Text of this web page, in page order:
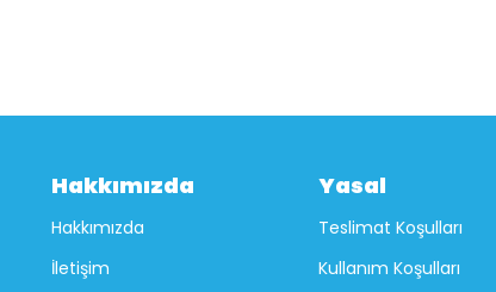
Hakkımızda
Hakkımızda
İletişim
Yasal
Teslimat Koşulları
Kullanım Koşulları